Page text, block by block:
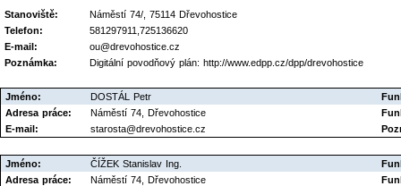
Stanoviště:
Náměstí 74/, 75114 Dřevohostice
Telefon:
581297911,725136620
E-mail:
ou@drevohostice.cz
Poznámka:
Digitální povodňový plán: http://www.edpp.cz/dpp/drevohostice
Jméno: DOSTÁL Petr
Adresa práce:
Náměstí 74, Dřevohostice
E-mail:
starosta@drevohostice.cz
Jméno: ČÍŽEK Stanislav Ing.
Adresa práce:
Náměstí 74, Dřevohostice